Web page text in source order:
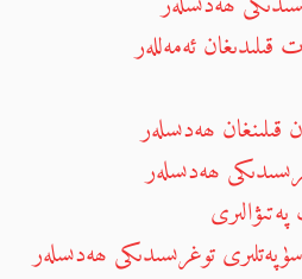
ئەمەللەر
قىلىنغان ھەدىسلەر
ھەدىسلەر
توغرىسىدىكى ھەدىسلەر